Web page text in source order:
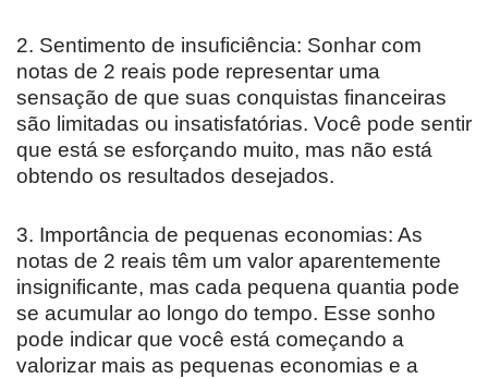
2. Sentimento de insuficiência: Sonhar com
notas de 2 reais pode representar uma
sensação de que suas conquistas financeiras
são limitadas ou insatisfatórias. Você pode sentir
que está se esforçando muito, mas não está
obtendo os resultados desejados.
3. Importância de pequenas economias: As
notas de 2 reais têm um valor aparentemente
insignificante, mas cada pequena quantia pode
se acumular ao longo do tempo. Esse sonho
pode indicar que você está começando a
valorizar mais as pequenas economias e a